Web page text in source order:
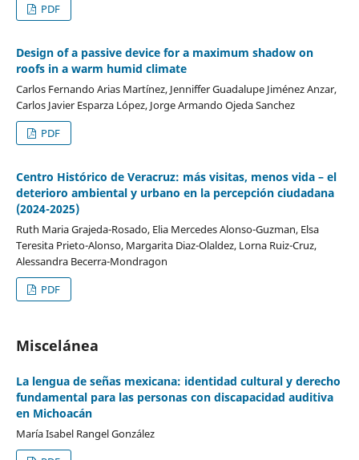
PDF
Design of a passive device for a maximum shadow on
roofs in a warm humid climate
Carlos Fernando Arias Martínez, Jenniffer Guadalupe Jiménez Anzar,
Carlos Javier Esparza López, Jorge Armando Ojeda Sanchez
PDF
Centro Histórico de Veracruz: más visitas, menos vida – el
deterioro ambiental y urbano en la percepción ciudadana
(2024-2025)
Ruth Maria Grajeda-Rosado, Elia Mercedes Alonso-Guzman, Elsa
Teresita Prieto-Alonso, Margarita Diaz-Olaldez, Lorna Ruiz-Cruz,
Alessandra Becerra-Mondragon
PDF
Miscelánea
La lengua de señas mexicana: identidad cultural y derecho
fundamental para las personas con discapacidad auditiva
en Michoacán
María Isabel Rangel González